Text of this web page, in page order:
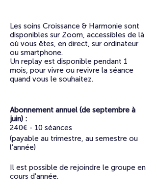
Les soins Croissance & Harmonie sont
disponibles sur Zoom, accessibles de là
où vous êtes, en direct, sur ordinateur
ou smartphone.
Un replay est disponible pendant 1
mois, pour vivre ou revivre la séance
quand vous le souhaitez.
Abonnement annuel (de septembre à
juin) :
240€ - 10 séances
(payable au trimestre, au semestre ou
l'année)
​Il est possible de rejoindre le groupe en
cours d'année.